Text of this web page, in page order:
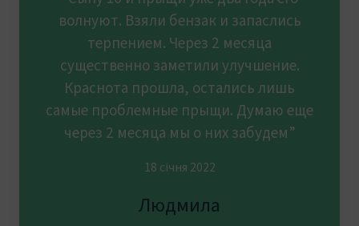
волнуют. Взяли бензак и запаслись
терпением. Через 2 месяца
существенно заметили улучшение.
Краснота прошла, остались лишь
самые проблемные прыщи. Думаю еще
через 2 месяца мы о них забудем”
18 січня 2022
Людмила